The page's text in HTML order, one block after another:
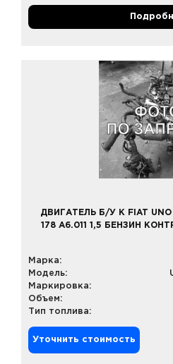
ДВИГАТЕЛЬ Б/У К FIAT
178 A6.011 1,5 БЕНЗИН
Марка:
Модель:
Маркировка:
Объем:
Тип топлива:
Уточнить стоимость